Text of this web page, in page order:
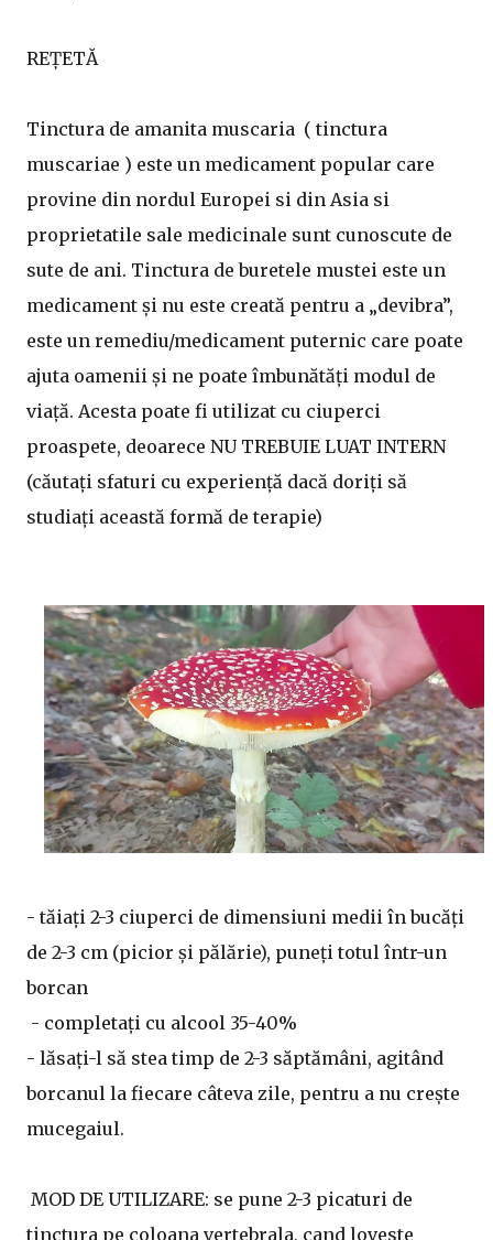
REŢETĂ
Tinctura de amanita muscaria ( tinctura
muscariae ) este un medicament popular care
provine din nordul Europei si din Asia si
proprietatile sale medicinale sunt cunoscute de
sute de ani. Tinctura de buretele mustei este un
medicament și nu este creată pentru a „devibra”,
este un remediu/medicament puternic care poate
ajuta oamenii și ne poate îmbunătăți modul de
viață. Acesta poate fi utilizat cu ciuperci
proaspete, deoarece NU TREBUIE LUAT INTERN
(căutați sfaturi cu experiență dacă doriți să
studiați această formă de terapie)
- tăiați 2-3 ciuperci de dimensiuni medii în bucăți
de 2-3 cm (picior și pălărie), puneți totul într-un
borcan
- completați cu alcool 35-40%
- lăsați-l să stea timp de 2-3 săptămâni, agitând
borcanul la fiecare câteva zile, pentru a nu crește
mucegaiul.
MOD DE UTILIZARE: se pune 2-3 picaturi de
tinctura pe coloana vertebrala, cand loveste